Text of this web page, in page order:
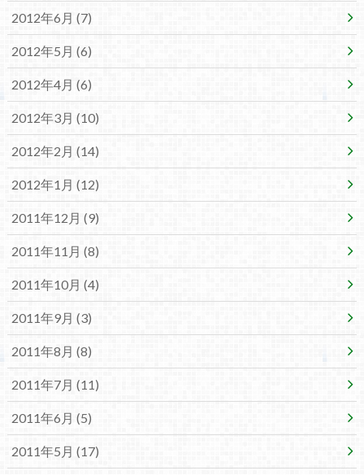
2012年6月 (7)
2012年5月 (6)
2012年4月 (6)
2012年3月 (10)
2012年2月 (14)
2012年1月 (12)
2011年12月 (9)
2011年11月 (8)
2011年10月 (4)
2011年9月 (3)
2011年8月 (8)
2011年7月 (11)
2011年6月 (5)
2011年5月 (17)